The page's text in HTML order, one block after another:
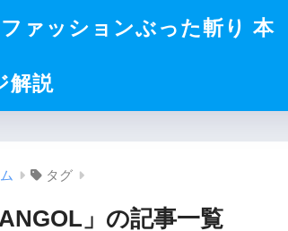
ファッションぶった斬り 本
解説
タグ
」の記事一覧